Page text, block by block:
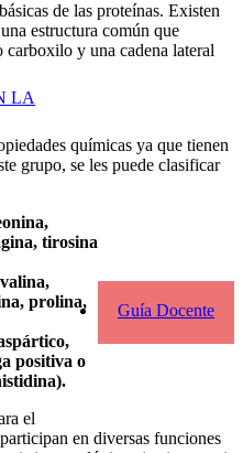
LA
Guía Docente
de las proteínas. Existen
estructura común que
y una cadena lateral
químicas ya que tienen
grupo, se les puede clasificar
tirosina
prolina,
positiva o
el
en diversas funciones